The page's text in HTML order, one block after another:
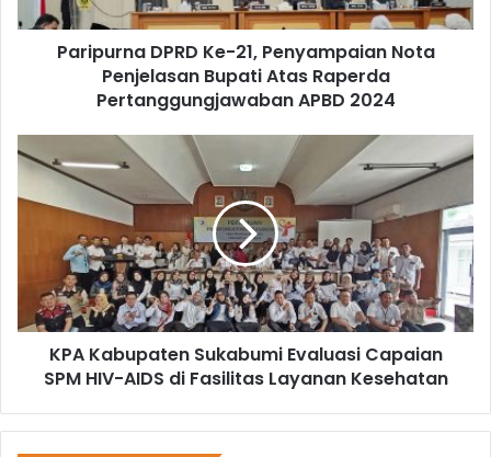
Paripurna DPRD Ke-21, Penyampaian Nota
Penjelasan Bupati Atas Raperda
Pertanggungjawaban APBD 2024
KPA Kabupaten Sukabumi Evaluasi Capaian
SPM HIV-AIDS di Fasilitas Layanan Kesehatan